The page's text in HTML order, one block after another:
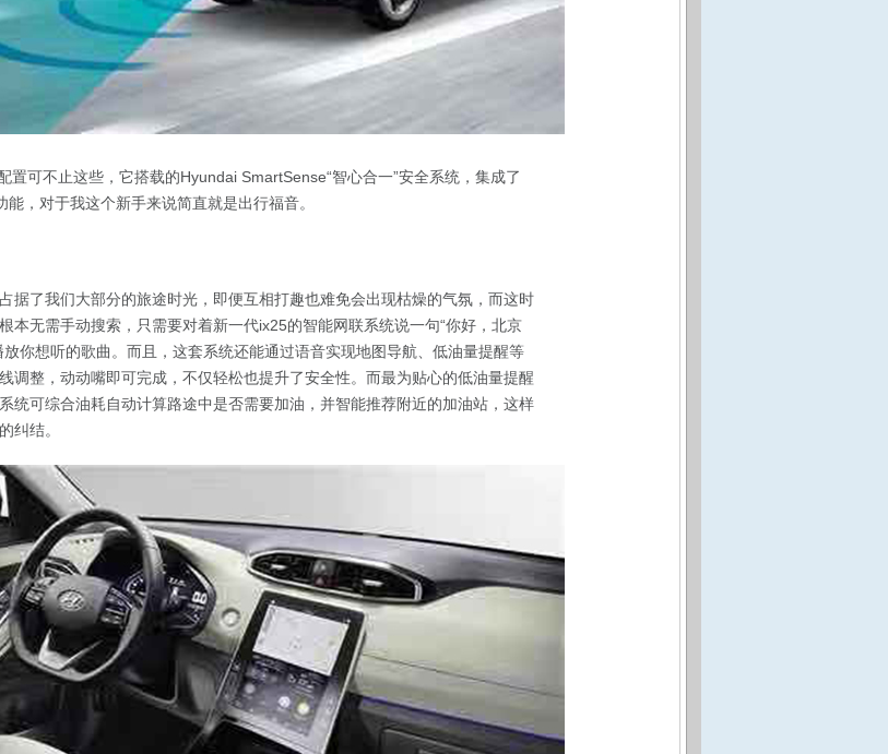
置可不止这些，它搭载的Hyundai SmartSense“智心合一”安全系统，集成了
，对于我这个新手来说简直就是出行福音。
据了我们大部分的旅途时光，即便互相打趣也难免会出现枯燥的气氛，而这时
本无需手动搜索，只需要对着新一代ix25的智能网联系统说一句“你好，北京
你想听的歌曲。而且，这套系统还能通过语音实现地图导航、低油量提醒等
调整，动动嘴即可完成，不仅轻松也提升了安全性。而最为贴心的低油量提醒
统可综合油耗自动计算路途中是否需要加油，并智能推荐附近的加油站，这样
纠结。